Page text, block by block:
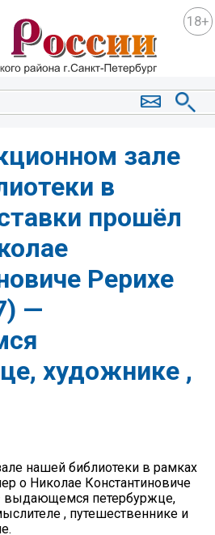
18+
зале
в
прошёл
Рерихе
—
художнике ,
нашей библиотеки в рамках
о Николае Константиновиче
выдающемся петербуржце,
, путешественнике и